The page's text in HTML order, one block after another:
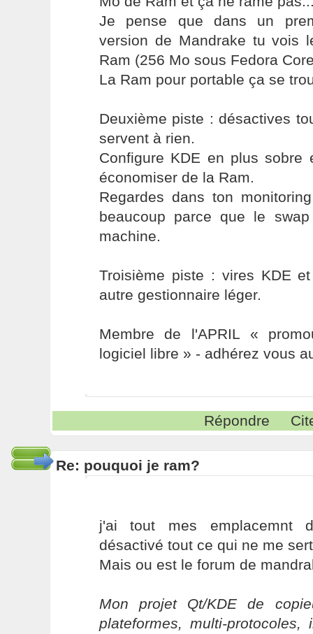
Je pense que dans un
version de Mandrake tu vois
Ram (256 Mo sous Fedora
La Ram pour portable ça se
Deuxième piste : désactives
servent à rien.
Configure KDE en plus sobre
économiser de la Ram.
Regardes dans ton
beaucoup parce que le
machine.
Troisième piste : vires KDE
autre gestionnaire léger.
Membre de l'APRIL «
logiciel libre » - adhérez vous
Répondre
Re: pouquoi je ram?
j'ai tout mes emplacemnt
désactivé tout ce qui ne me
Mais ou est le forum de
Mon projet Qt/KDE de
plateformes, multi-protocoles,